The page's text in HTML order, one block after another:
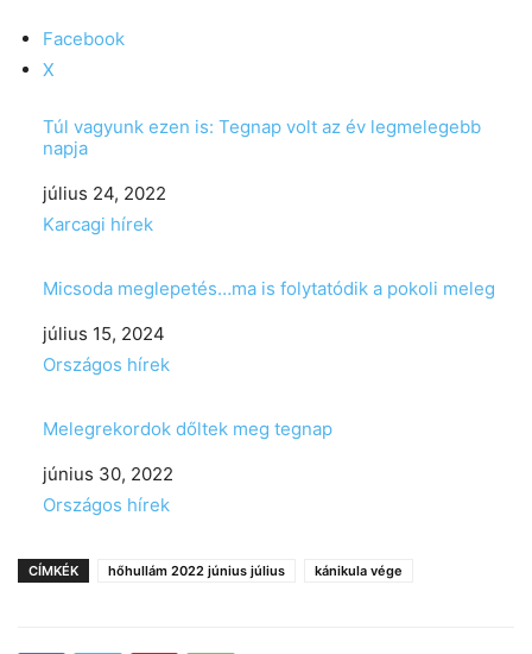
Facebook
X
Túl vagyunk ezen is: Tegnap volt az év legmelegebb
napja
Date
július 24, 2022
In relation to
Karcagi hírek
Micsoda meglepetés…ma is folytatódik a pokoli meleg
Date
július 15, 2024
In relation to
Országos hírek
Melegrekordok dőltek meg tegnap
Date
június 30, 2022
In relation to
Országos hírek
CÍMKÉK hőhullám 2022 június július kánikula vége